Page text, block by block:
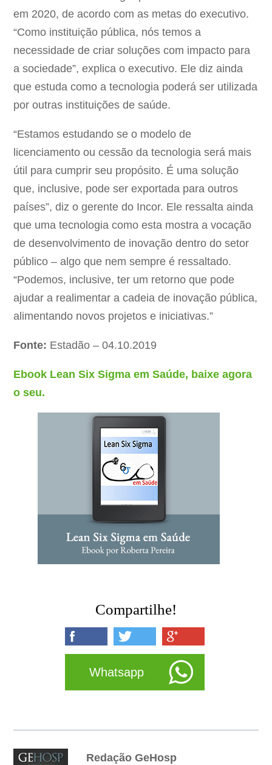
em 2020, de acordo com as metas do executivo.
“Como instituição pública, nós temos a
necessidade de criar soluções com impacto para
a sociedade”, explica o executivo. Ele diz ainda
que estuda como a tecnologia poderá ser utilizada
por outras instituições de saúde.
“Estamos estudando se o modelo de
licenciamento ou cessão da tecnologia será mais
útil para cumprir seu propósito. É uma solução
que, inclusive, pode ser exportada para outros
países”, diz o gerente do Incor. Ele ressalta ainda
que uma tecnologia como esta mostra a vocação
de desenvolvimento de inovação dentro do setor
público – algo que nem sempre é ressaltado.
“Podemos, inclusive, ter um retorno que pode
ajudar a realimentar a cadeia de inovação pública,
alimentando novos projetos e iniciativas.”
Fonte: Estadão – 04.10.2019
Ebook Lean Six Sigma em Saúde, baixe agora
o seu.
Compartilhe!
Whatsapp
Redação GeHosp